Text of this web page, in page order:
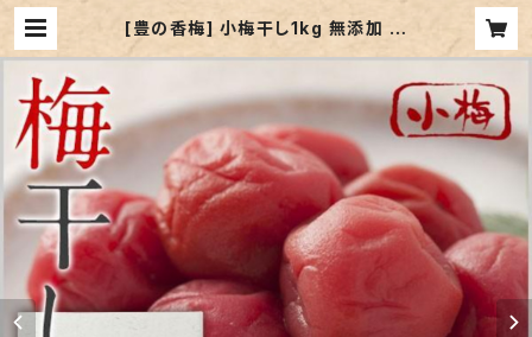
[豊の香梅] 小梅干し1kg 無添加 梅
赤紫蘇 天日塩だけで漬け込んだすっ
ぱい梅干し (天然塩分15%) 大分県大